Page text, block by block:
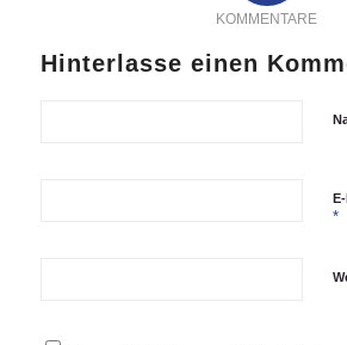
KOMMENTARE
Hinterlasse einen
*